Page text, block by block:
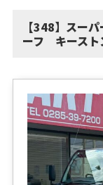
【348】スー
ーフ キースト